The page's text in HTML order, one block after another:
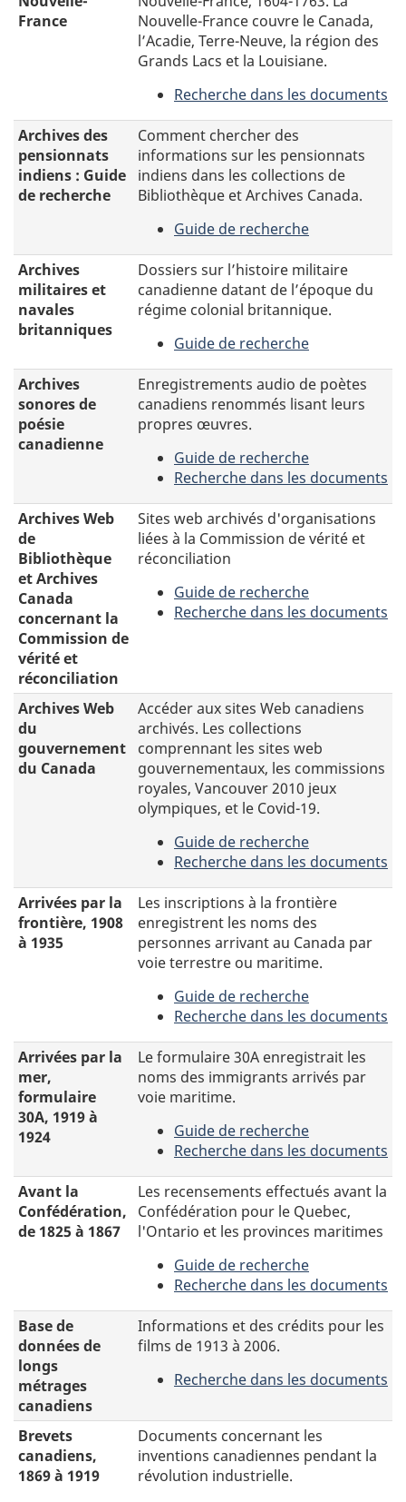
à
1906
adresses
des
personnes
des
entreprises
dans
les
anciens
annuaires
de
villes
de
tout
le
Canada.
France
Nouvelle-France couvre le Canada,
l’Acadie, Terre-Neuve, la région des
Grands Lacs et la Louisiane.
Recherche dans les documents
Documents
numérisés
de
la
France,
1604-
1763.
La
Nouvelle-
France
couvre
le
Canada,
l’Acadie,
Terre-
Neuve,
la
des
Grands
Lacs
la
Louisiane.
Archives des
pensionnats
indiens : Guide
de recherche
Comment chercher des
informations sur les pensionnats
indiens dans les collections de
Bibliothèque et Archives Canada.
Guide de recherche
Archives
des
pensionnats
:
Guide
de
recherche
Archives
militaires et
navales
britanniques
Dossiers sur l’histoire militaire
canadienne datant de l’époque du
régime colonial britannique.
Guide de recherche
Archives
militaires
et
britanniques
Archives
sonores de
poésie
canadienne
Enregistrements audio de poètes
canadiens renommés lisant leurs
propres œuvres.
Guide de recherche
-
sonores
de
poésie
Recherche dans les documents
Enregistrements
audio
de
canadiens
renommés
œuvres.
Archives Web
de
Bibliothèque
et Archives
Canada
concernant la
Commission de
vérité et
réconciliation
Sites web archivés d'organisations
liées à la Commission de vérité et
réconciliation
Guide de recherche
-
Bibliothèque
et
Archives
Canada
concernant
la
Commission
de
vérité
et
réconciliation
Recherche dans les documents
archivés
d'organisations
liées
à
la
Commission
de
vérité
et
réconciliation
Archives Web
du
gouvernement
du Canada
Accéder aux sites Web canadiens
archivés. Les collections
comprennant les sites web
gouvernementaux, les commissions
royales, Vancouver 2010 jeux
olympiques, et le Covid-19.
Guide de recherche
-
Web
du
gouvernement
du
Recherche dans les documents
Accéder
aux
sites
Web
archivés.
Les
collections
comprennant
les
sites
web
gouvernementaux,
les
commissions
royales,
Vancouver
2010
jeux
olympiques,
le
Covid-
Arrivées par la
frontière, 1908
à 1935
Les inscriptions à la frontière
enregistrent les noms des
personnes arrivant au Canada par
voie terrestre ou maritime.
Guide de recherche
-
par
la
frontière,
à
1935
Recherche dans les documents
Les
inscriptions
à
frontière
enregistrent
les
noms
des
personnes
arrivant
au
Canada
par
voie
terrestre
ou
Arrivées par la
mer,
formulaire
30A, 1919 à
1924
Le formulaire 30A enregistrait les
noms des immigrants arrivés par
voie maritime.
Guide de recherche
-
par
la
mer,
30A,
1919
à
1924
Recherche dans les documents
Le
formulaire
30A
les
noms
des
immigrants
arrivés
par
voie
Avant la
Confédération,
de 1825 à 1867
Les recensements effectués avant la
Confédération pour le Quebec,
l'Ontario et les provinces maritimes
Guide de recherche
-
la
Confédération,
1825
1867
Recherche dans les documents
Les
recensements
avant
Confédération
pour
le
Quebec,
Base de
données de
longs
métrages
canadiens
Informations et des crédits pour les
films de 1913 à 2006.
Recherche dans les documents
Informations
et
des
crédits
Brevets
canadiens,
1869 à 1919
Documents concernant les
inventions canadiennes pendant la
révolution industrielle.